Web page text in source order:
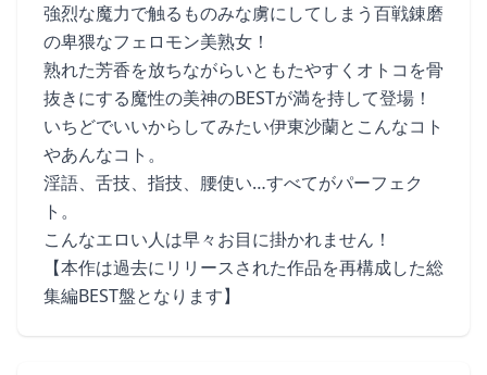
強烈な魔力で触るものみな虜にしてしまう百戦錬磨
の卑猥なフェロモン美熟女！
熟れた芳香を放ちながらいともたやすくオトコを骨
抜きにする魔性の美神のBESTが満を持して登場！
いちどでいいからしてみたい伊東沙蘭とこんなコト
やあんなコト。
淫語、舌技、指技、腰使い…すべてがパーフェク
ト。
こんなエロい人は早々お目に掛かれません！
【本作は過去にリリースされた作品を再構成した総
集編BEST盤となります】